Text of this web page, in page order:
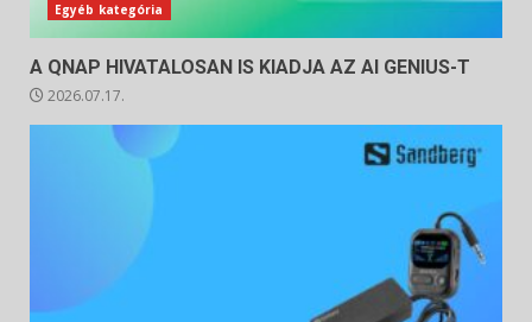
Egyéb kategória
A QNAP HIVATALOSAN IS KIADJA AZ AI GENIUS-T
2026.07.17.